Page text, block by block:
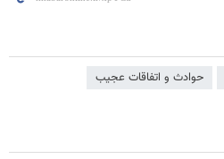
حوادث و اتفاقات عجیب